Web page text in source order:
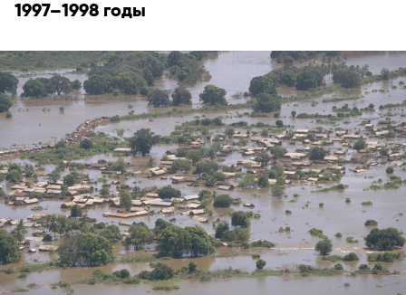
1997–1998 годы